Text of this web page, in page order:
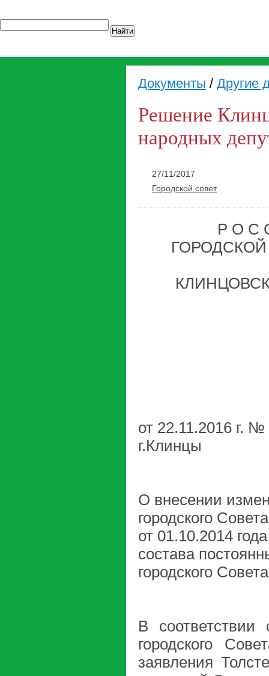
Найти
Документы / Другие
Решение
народных
27/11/2017
Городской совет
Р О С
от 22.11.2016 г. №
г.Клинцы
О внесении
городского
от 01.10.2014
состава
городского
В соответствии
городского
заявления